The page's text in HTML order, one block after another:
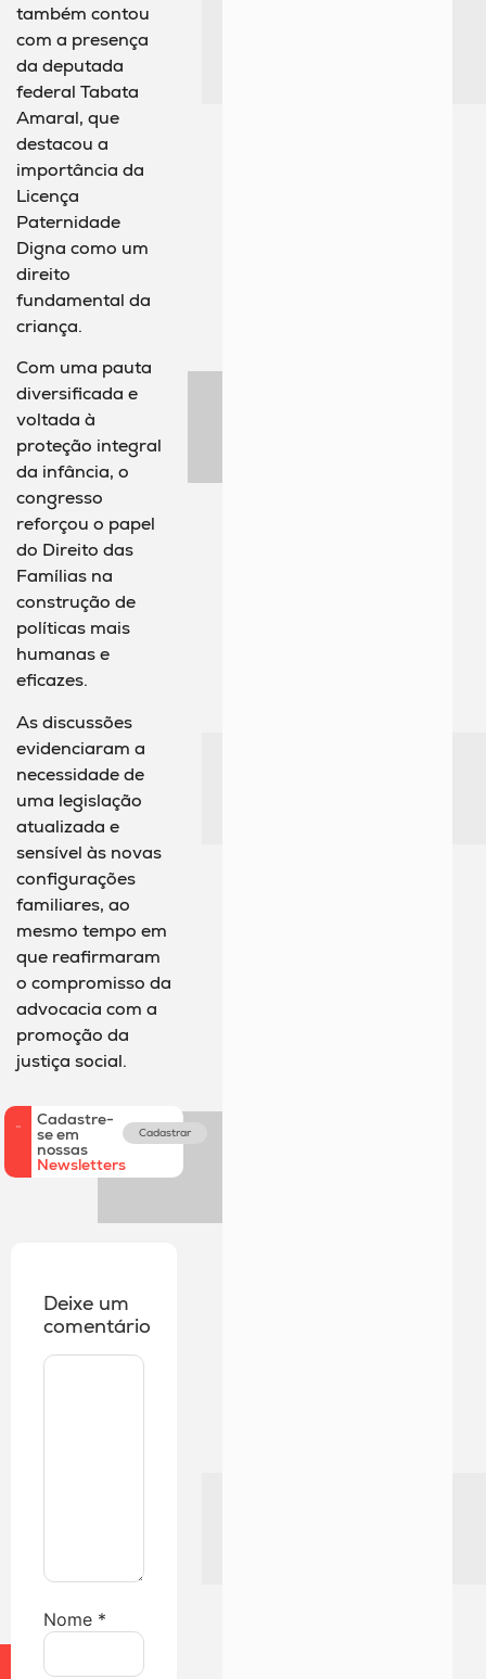
também contou
com a presença
da deputada
federal Tabata
Amaral, que
destacou a
importância da
Licença
Paternidade
Digna como um
direito
fundamental da
criança.
Com uma pauta
diversificada e
voltada à
proteção integral
da infância, o
congresso
reforçou o papel
do Direito das
Famílias na
construção de
políticas mais
humanas e
eficazes.
As discussões
evidenciaram a
necessidade de
uma legislação
atualizada e
sensível às novas
configurações
familiares, ao
mesmo tempo em
que reafirmaram
o compromisso da
advocacia com a
promoção da
justiça social.
Cadastre-
se em
nossas
Newsletters
Cadastrar
Deixe um
comentário
Nome *